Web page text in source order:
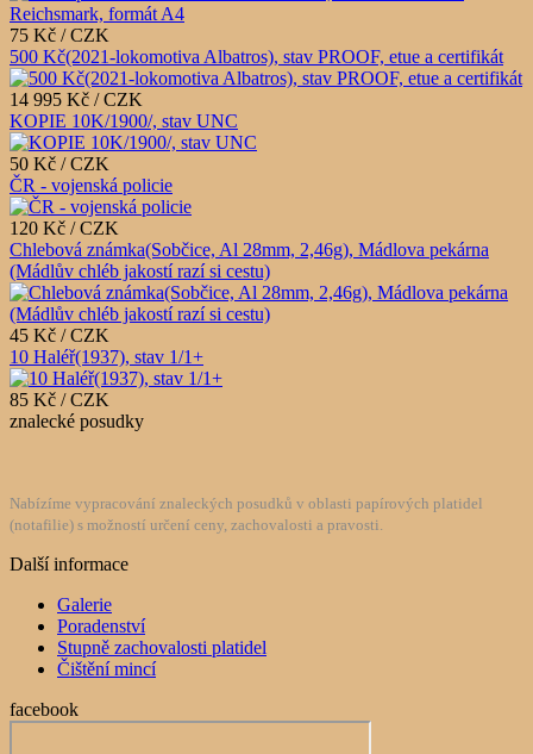
75 Kč / CZK
500 Kč(2021-lokomotiva Albatros), stav PROOF, etue a certifikát
14 995 Kč / CZK
KOPIE 10K/1900/, stav UNC
50 Kč / CZK
ČR - vojenská policie
120 Kč / CZK
Chlebová známka(Sobčice, Al 28mm, 2,46g), Mádlova pekárna
(Mádlův chléb jakostí razí si cestu)
45 Kč / CZK
10 Haléř(1937), stav 1/1+
85 Kč / CZK
znalecké posudky
Nabízíme vypracování znaleckých posudků v oblasti papírových platidel
(notafilie) s možností určení ceny, zachovalosti a pravosti.
Další informace
Galerie
Poradenství
Stupně zachovalosti platidel
Čištění mincí
facebook